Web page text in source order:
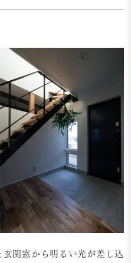
関窓から明るい光が差し込